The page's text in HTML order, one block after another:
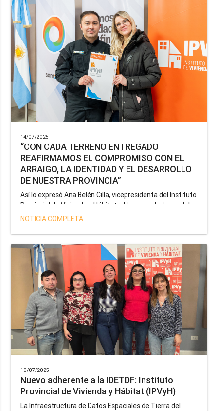
14/07/2025
“CON CADA TERRENO ENTREGADO
REAFIRMAMOS EL COMPROMISO CON EL
ARRAIGO, LA IDENTIDAD Y EL DESARROLLO
DE NUESTRA PROVINCIA”
Así lo expresó Ana Belén Cilla, vicepresidenta del Instituto
Provincial de Vivienda y Hábitat, al hacer un balance del
trabajo del organismo en el marco de la operatoria
salud y seguridad impulsada por el gobernador Gustavo
Melella.
NOTICIA COMPLETA
10/07/2025
Nuevo adherente a la IDETDF: Instituto
Provincial de Vivienda y Hábitat (IPVyH)
La Infraestructura de Datos Espaciales de Tierra del